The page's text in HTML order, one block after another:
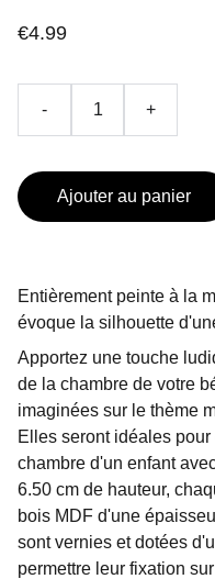
€4.99
- +
Ajouter au panier
Entièrement peinte à la
évoque la silhouette
Apportez une touche
de la chambre de votre
imaginées sur le thème
Elles seront idéales
chambre d'un enfant
6.50 cm de hauteur,
bois MDF d'une
sont vernies et dotées
permettre leur fixation